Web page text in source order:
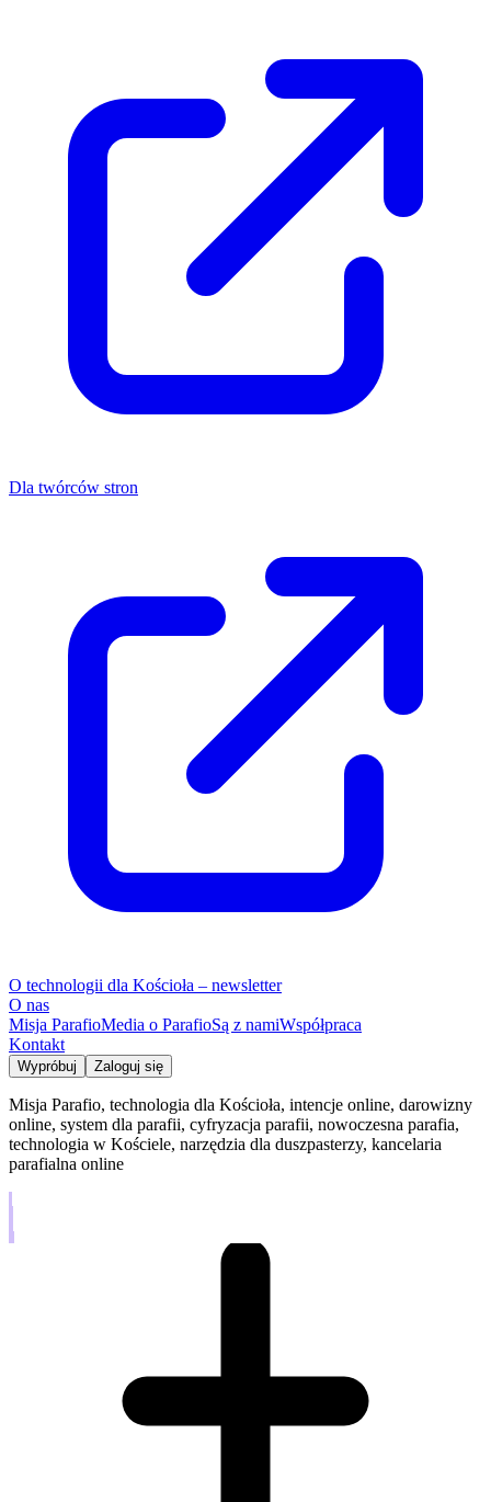
Dla twórców stron
O technologii dla Kościoła – newsletter
O nas
Misja ParafioMedia o ParafioSą z namiWspółpraca
Kontakt
Wypróbuj Zaloguj się
Misja Parafio, technologia dla Kościoła, intencje online, darowizny
online, system dla parafii, cyfryzacja parafii, nowoczesna parafia,
technologia w Kościele, narzędzia dla duszpasterzy, kancelaria
parafialna online